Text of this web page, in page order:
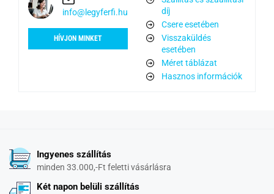
info@legyferfi.hu
HÍVJON MINKET
díj
Csere esetében
Visszaküldés
esetében
Méret táblázat
Hasznos információk
Ingyenes szállítás
minden 33.000,-Ft feletti vásárlásra
Két napon belüli szállítás